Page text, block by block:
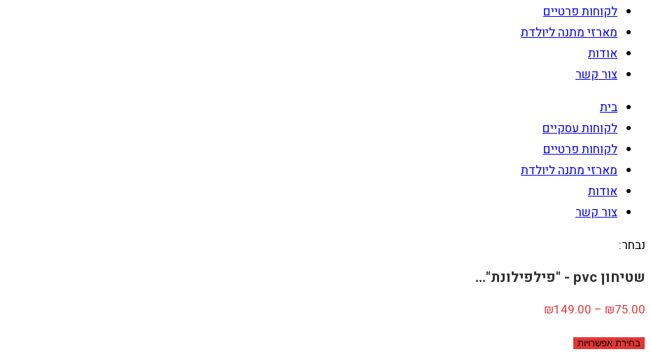
לקוחות פרטיים
מארזי מתנה ליולדת
אודות
צור קשר
בית
לקוחות עסקיים
לקוחות פרטיים
מארזי מתנה ליולדת
אודות
צור קשר
נבחר:
שטיחון pvc - "פילפילונת"…
₪75.00
–
₪149.00
בחירת אפשרויות